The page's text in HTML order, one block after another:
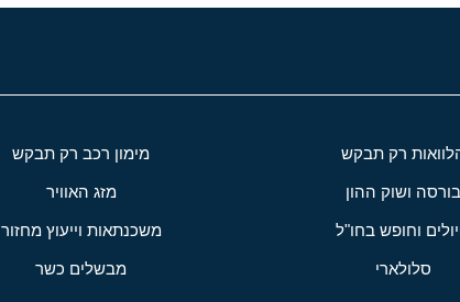
רק תבקש מימון רכב רק תבקש
בורסה ושוק ההון מזג האוויר
וחופש בחו"ל משכנתאות וייעוץ מחזור
סלולארי מבשלים כשר